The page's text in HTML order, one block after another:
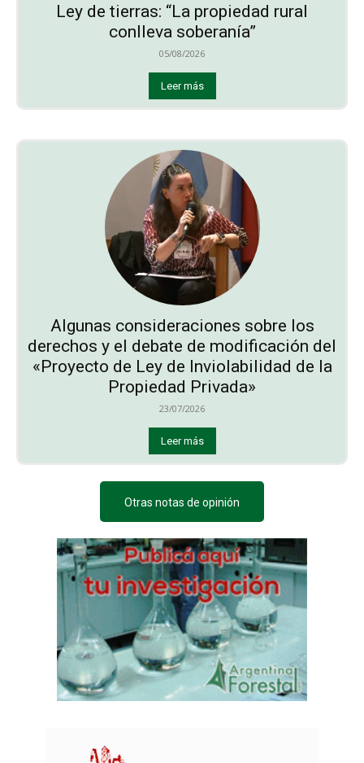
Ley de tierras: “La propiedad rural
conlleva soberanía”
05/08/2026
Leer más
Algunas consideraciones sobre los
derechos y el debate de modificación del
«Proyecto de Ley de Inviolabilidad de la
Propiedad Privada»
23/07/2026
Leer más
Otras notas de opinión